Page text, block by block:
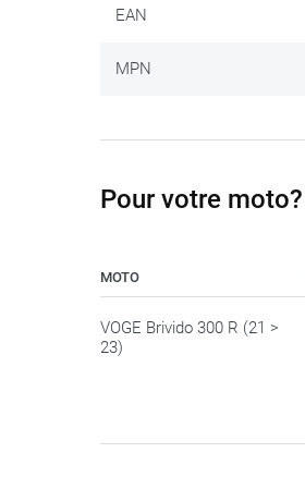
EAN
MPN
Pour votre moto?
MOTO
VOGE Brivido 300 R (21 >
23)